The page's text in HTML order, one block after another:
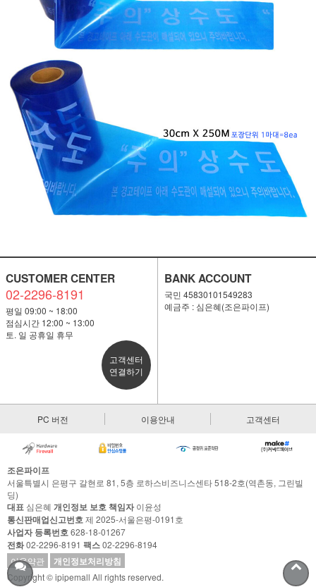
CUSTOMER CENTER
02-2296-8191
평일 09:00 ~ 18:00
점심시간 12:00 ~ 13:00
토. 일 공휴일 휴무
고객센터
연결하기
BANK ACCOUNT
국민 45830101549283
예금주 : 심은혜(조은파이프)
PC 버전 이용안내 고객센터
조은파이프
서울특별시 은평구 갈현로 81, 5층 로하스비즈니스센타 518-2호(역촌동, 그린빌
딩)
대표 심은혜 개인정보 보호 책임자이윤성
통신판매업신고번호제 2025-서울은평-0191호
사업자 등록번호628-18-01267
전화02-2296-8191 팩스02-2296-8194
이용약관
개인정보처리방침
Copyright © ipipemall All rights reserved.